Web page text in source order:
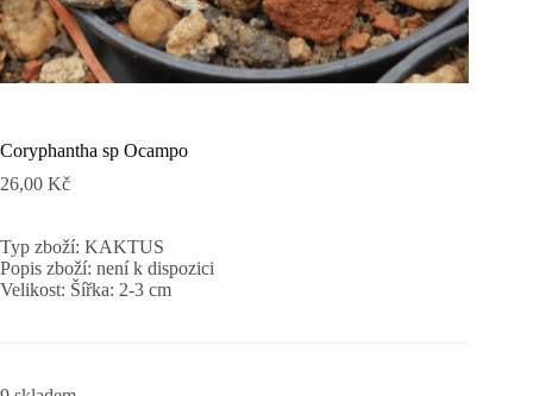
Coryphantha sp Ocampo
26,00 Kč
Typ zboží: KAKTUS
Popis zboží: není k dispozici
Velikost: Šířka: 2-3 cm